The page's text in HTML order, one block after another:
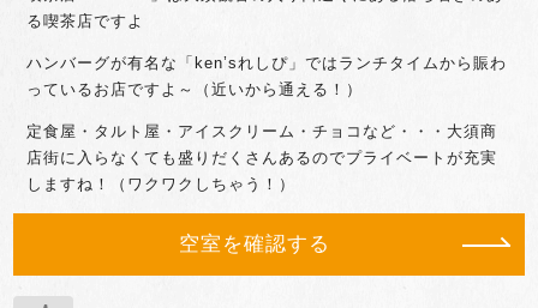
る喫茶店ですよ
ハンバーグが有名な「ken’sれしぴ」ではランチタイムから賑わ
っているお店ですよ～（近いから通える！）
定食屋・タルト屋・アイスクリーム・チョコなど・・・大須商
店街に入らなくても盛りだくさんあるのでプライベートが充実
しますね！（ワクワクしちゃう！）
空室を確認する